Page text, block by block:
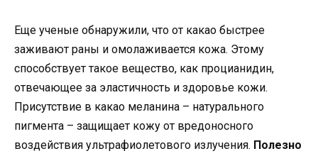
Еще ученые обнаружили, что от какао быстрее
заживают раны и омолаживается кожа. Этому
способствует такое вещество, как процианидин,
отвечающее за эластичность и здоровье кожи.
Присутствие в какао меланина – натурального
пигмента – защищает кожу от вредоносного
воздействия ультрафиолетового излучения. Полезно